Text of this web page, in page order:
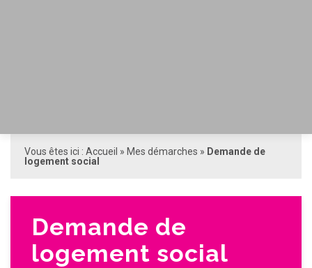
Vous êtes ici : Accueil » Mes démarches » Demande de
logement social
Demande de
logement social